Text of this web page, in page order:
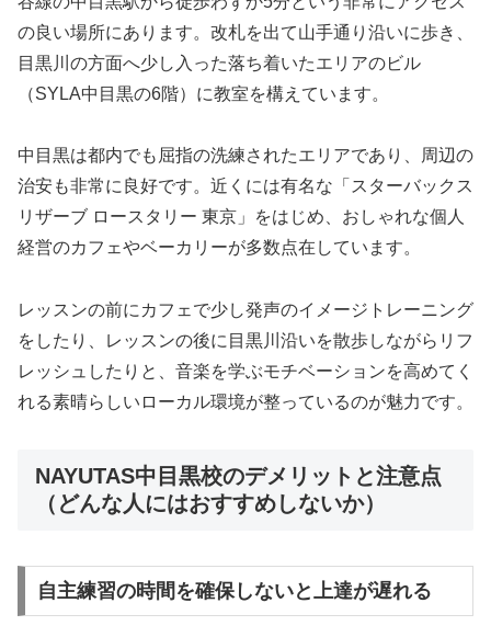
の良い場所にあります。改札を出て山手通り沿いに歩き、
目黒川の方面へ少し入った落ち着いたエリアのビル
（SYLA中目黒の6階）に教室を構えています。
中目黒は都内でも屈指の洗練されたエリアであり、周辺の
治安も非常に良好です。近くには有名な「スターバックス
リザーブ ロースタリー 東京」をはじめ、おしゃれな個人
経営のカフェやベーカリーが多数点在しています。
レッスンの前にカフェで少し発声のイメージトレーニング
をしたり、レッスンの後に目黒川沿いを散歩しながらリフ
レッシュしたりと、音楽を学ぶモチベーションを高めてく
れる素晴らしいローカル環境が整っているのが魅力です。
NAYUTAS中目黒校のデメリットと注意点
（どんな人にはおすすめしないか）
自主練習の時間を確保しないと上達が遅れる